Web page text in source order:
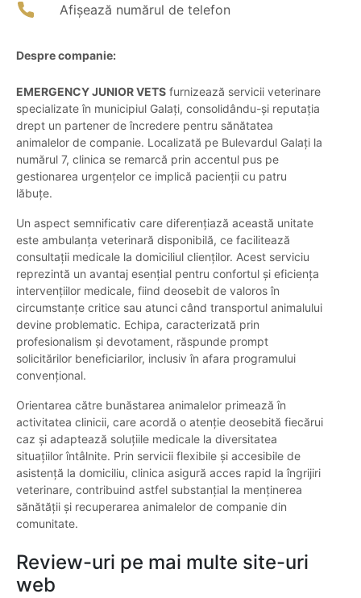
Afișează numărul de telefon
Despre companie:
EMERGENCY JUNIOR VETS furnizează servicii veterinare
specializate în municipiul Galați, consolidându-și reputația
drept un partener de încredere pentru sănătatea
animalelor de companie. Localizată pe Bulevardul Galați la
numărul 7, clinica se remarcă prin accentul pus pe
gestionarea urgențelor ce implică pacienții cu patru
lăbuțe.
Un aspect semnificativ care diferențiază această unitate
este ambulanța veterinară disponibilă, ce facilitează
consultații medicale la domiciliul clienților. Acest serviciu
reprezintă un avantaj esențial pentru confortul și eficiența
intervențiilor medicale, fiind deosebit de valoros în
circumstanțe critice sau atunci când transportul animalului
devine problematic. Echipa, caracterizată prin
profesionalism și devotament, răspunde prompt
solicitărilor beneficiarilor, inclusiv în afara programului
convențional.
Orientarea către bunăstarea animalelor primează în
activitatea clinicii, care acordă o atenție deosebită fiecărui
caz și adaptează soluțiile medicale la diversitatea
situațiilor întâlnite. Prin servicii flexibile și accesibile de
asistență la domiciliu, clinica asigură acces rapid la îngrijiri
veterinare, contribuind astfel substanțial la menținerea
sănătății și recuperarea animalelor de companie din
comunitate.
Review-uri pe mai multe site-uri
web